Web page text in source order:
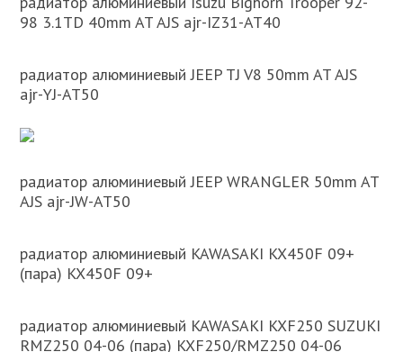
98 3.1TD 40mm AT AJS ajr-IZ31-AT40
радиатор алюминиевый JEEP TJ V8 50mm AT AJS
ajr-YJ-AT50
радиатор алюминиевый JEEP WRANGLER 50mm AT
AJS ajr-JW-AT50
радиатор алюминиевый KAWASAKI KX450F 09+
(пара) KX450F 09+
радиатор алюминиевый KAWASAKI KXF250 SUZUKI
RMZ250 04-06 (пара) KXF250/RMZ250 04-06